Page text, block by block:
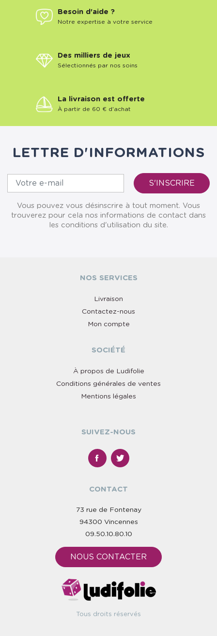
Besoin d'aide ?
Notre expertise à votre service
Des milliers de jeux
Sélectionnés par nos soins
La livraison est offerte
À partir de 60 € d'achat
LETTRE D'INFORMATIONS
Vous pouvez vous désinscrire à tout moment. Vous
trouverez pour cela nos informations de contact dans
les conditions d'utilisation du site.
NOS SERVICES
Livraison
Contactez-nous
Mon compte
SOCIÉTÉ
À propos de Ludifolie
Conditions générales de ventes
Mentions légales
SUIVEZ-NOUS
CONTACT
73 rue de Fontenay
94300 Vincennes
09.50.10.80.10
NOUS CONTACTER
Tous droits réservés